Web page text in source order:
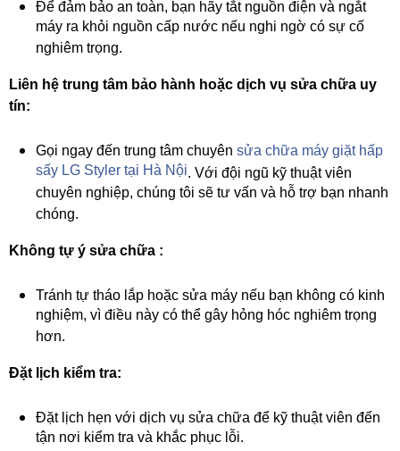
Để đảm bảo an toàn, bạn hãy tắt nguồn điện và ngắt
máy ra khỏi nguồn cấp nước nếu nghi ngờ có sự cố
nghiêm trọng.
Liên hệ trung tâm bảo hành hoặc dịch vụ sửa chữa uy
tín:
Gọi ngay đến trung tâm chuyên sửa chữa máy giặt hấp
sấy LG Styler tại Hà Nội. Với đội ngũ kỹ thuật viên
chuyên nghiệp, chúng tôi sẽ tư vấn và hỗ trợ bạn nhanh
chóng.
Không tự ý sửa chữa :
Tránh tự tháo lắp hoặc sửa máy nếu bạn không có kinh
nghiệm, vì điều này có thể gây hỏng hóc nghiêm trọng
hơn.
Đặt lịch kiểm tra:
Đặt lịch hẹn với dịch vụ sửa chữa để kỹ thuật viên đến
tận nơi kiểm tra và khắc phục lỗi.